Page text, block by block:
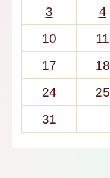
3 4
10
11
17
18
24
25
31